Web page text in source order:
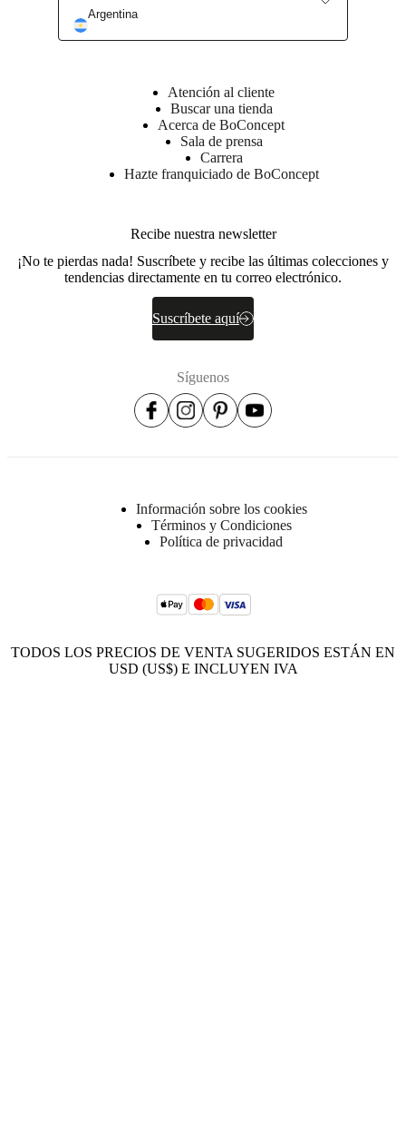
Argentina
Atención al cliente
Buscar una tienda
Acerca de BoConcept
Sala de prensa
Carrera
Hazte franquiciado de BoConcept
Recibe nuestra newsletter
¡No te pierdas nada! Suscríbete y recibe las últimas colecciones y
tendencias directamente en tu correo electrónico.
Suscríbete aquí
Síguenos
Información sobre los cookies
Términos y Condiciones
Política de privacidad
TODOS LOS PRECIOS DE VENTA SUGERIDOS ESTÁN EN
USD (US$) E INCLUYEN IVA